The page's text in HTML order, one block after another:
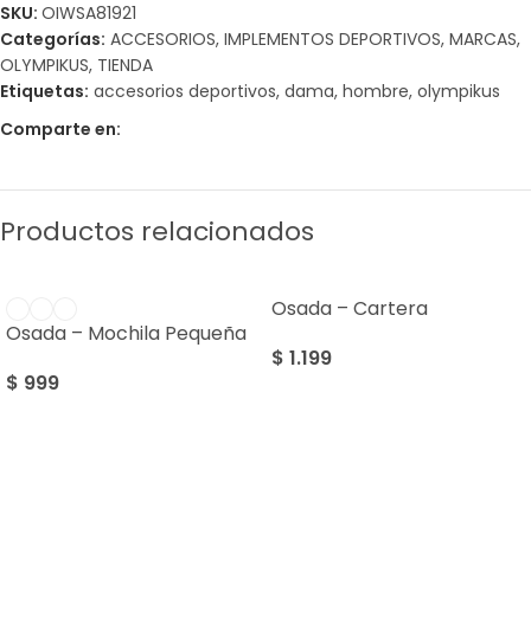
SKU: OIWSA81921
Categorías: ACCESORIOS, IMPLEMENTOS DEPORTIVOS, MARCAS,
OLYMPIKUS, TIENDA
Etiquetas: accesorios deportivos, dama, hombre, olympikus
Comparte en:
Productos relacionados
Osada – Mochila Pequeña
$ 999
Osada – Cartera
$ 1.199